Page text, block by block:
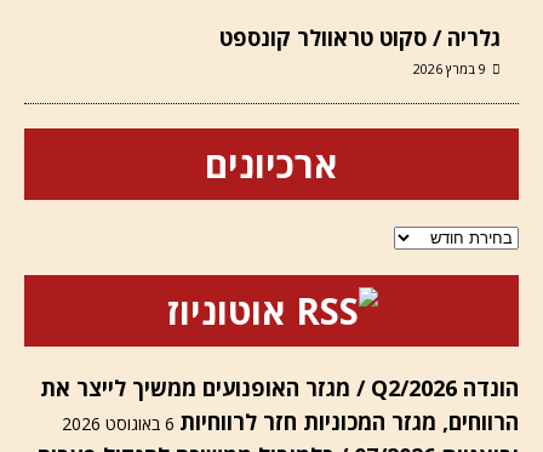
גלריה / סקוט טראוולר קונספט
9 במרץ 2026
ארכיונים
ארכיונים
אוטוניוז
הונדה Q2/2026 / מגזר האופנועים ממשיך לייצר את
הרווחים, מגזר המכוניות חזר לרווחיות 6 באוגוסט 2026